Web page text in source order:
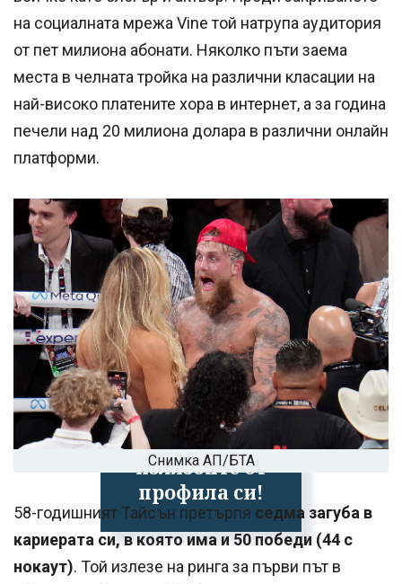
Успешно
излязохте от
профила си!
на социалната мрежа Vine той натрупа аудитория
от пет милиона абонати. Няколко пъти заема
места в челната тройка на различни класации на
най-високо платените хора в интернет, а за година
печели над 20 милиона долара в различни онлайн
платформи.
Снимка АП/БТА
58-годишният Тайсън претърпя седма загуба в
кариерата си, в която има и 50 победи (44 с
нокаут). Той излезе на ринга за първи път в